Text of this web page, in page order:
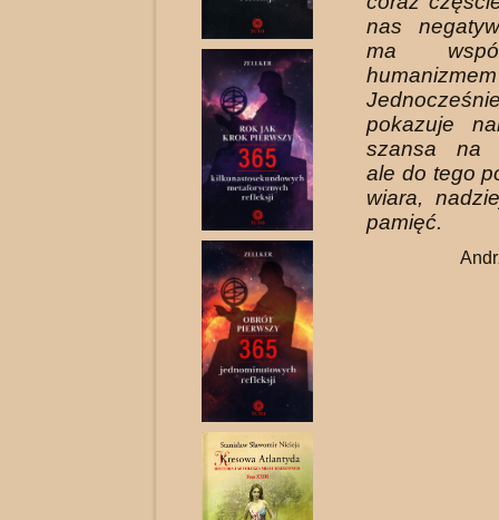
nas
ma
pokazuje
szansa na
ale do tego
wiara,
pamięć.